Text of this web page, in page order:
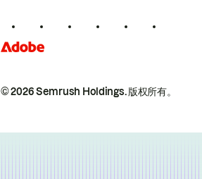
© 2026 Semrush Holdings.版权所有。